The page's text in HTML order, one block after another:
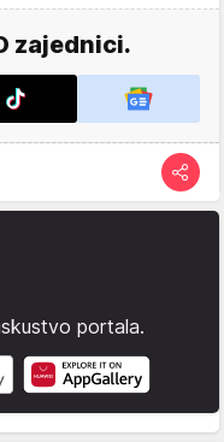
zajednici.
portala.